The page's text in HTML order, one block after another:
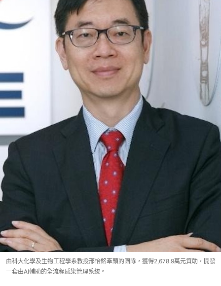
由科大化學及生物工程學系教授邢怡銘牽頭的團隊，獲得2,678.9萬元資助，開發
一套由AI輔助的全流程感染管理系統。